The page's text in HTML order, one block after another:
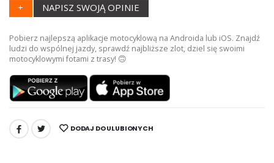
+ NAPISZ SWOJĄ OPINIE
Pobierz najlepszą aplikacje motocyklową na Androida lub iOS. Znajdź
ludzi do wspólnej jazdy, sprawdź najbliższe zlot, dziel się swoimi
motocyklowymi fotami z trasy! 🙃
UDOSTĘPNIJ: DODAJ DO ULUBIONYCH